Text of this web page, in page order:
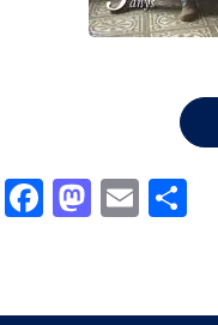
Facebook
Mastodon
Email